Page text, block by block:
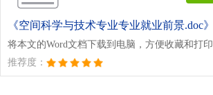
《空间科学与技术专业专业就业前景.doc》
将本文的Word文档下载到电脑，方便收藏和打印
推荐度：